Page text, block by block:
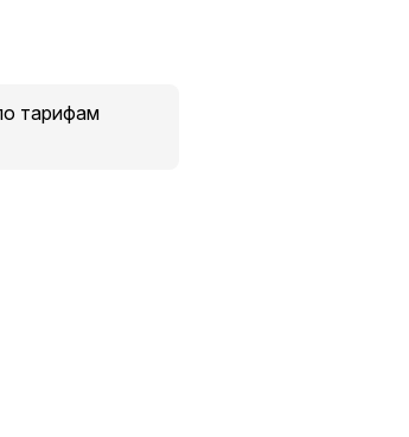
Самовывоз
тарифам